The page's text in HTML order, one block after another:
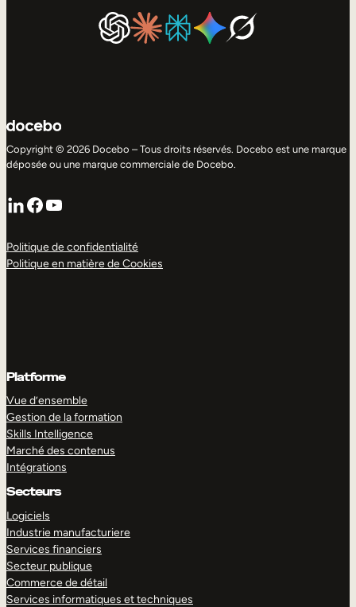
Copyright © 2026 Docebo – Tous droits réservés. Docebo est une marque
déposée ou une marque commerciale de Docebo.
LinkedIn
Facebook
YouTube
Politique de confidentialité
Politique en matière de Cookies
Platforme
Vue d’ensemble
Gestion de la formation
Skills Intelligence
Marché des contenus
Intégrations
Secteurs
Logiciels
Industrie manufacturiere
Services financiers
Secteur publique
Commerce de détail
Services informatiques et techniques